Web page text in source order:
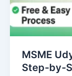
MSME
Step-by-